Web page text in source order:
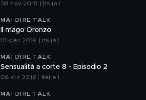
30 nov 2018 | Italia 1
MAI DIRE TALK
Il mago Oronzo
10 gen 2019 | Italia 1
MAI DIRE TALK
Sensualità a corte 8 - Episodio 2
06 dic 2018 | Italia 1
MAI DIRE TALK